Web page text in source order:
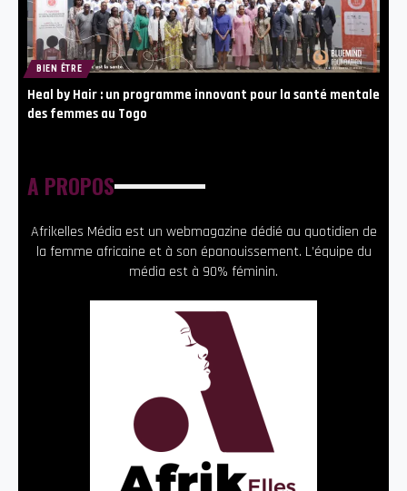
BIEN ÊTRE
Heal by Hair : un programme innovant pour la santé mentale
des femmes au Togo
A PROPOS
Afrikelles Média est un webmagazine dédié au quotidien de
la femme africaine et à son épanouissement. L’équipe du
média est à 90% féminin.